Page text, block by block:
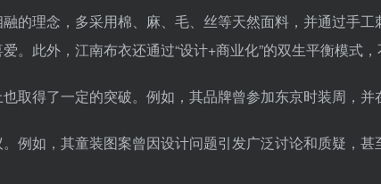
的理念，多采用棉、麻、毛、丝等天然面料，并通过手
。此外，江南布衣还通过“设计+商业化”的双生平衡模式，
取得了一定的突破。例如，其品牌曾参加东京时装周，
例如，其童装图案曾因设计问题引发广泛讨论和质疑，